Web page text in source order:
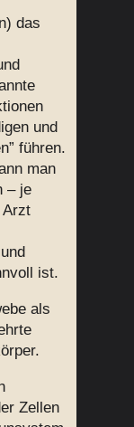
das
und
führen.
man
– je
Arzt
ist.
als
Zellen